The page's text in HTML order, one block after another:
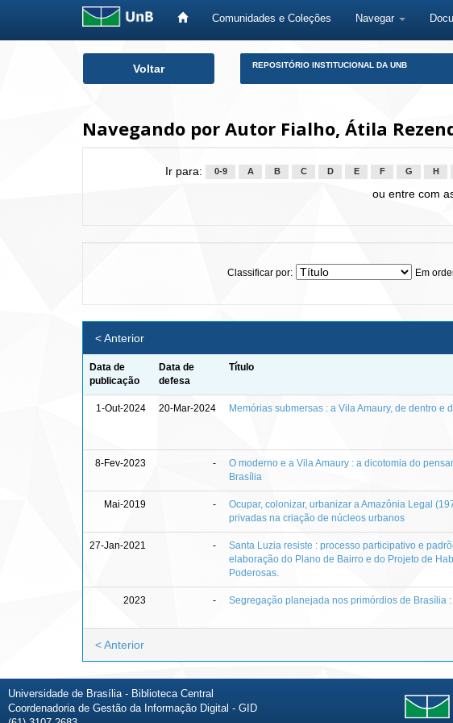
Comunidades e Coleções Navegar
Voltar REPOSITÓRIO INSTITUCIONAL DA UNB
Navegando por Autor Fialho, Átila
Ir para: 0-9 A B C D E F G H
ou entre com
Classificar por: Em
< Anterior
Data de
publicação
Data de
defesa
Título
1-Out-2024 20-Mar-2024 Memórias submersas : a Vila Amaury, de dentro e
8-Fev-2023 -
O moderno e a Vila Amaury : a dicotomia do
Brasília
Mai-2019 -
Ocupar, colonizar, urbanizar a Amazônia Legal
privadas na criação de núcleos urbanos
27-Jan-2021 -
Santa Luzia resiste : processo participativo e
elaboração do Plano de Bairro e do Projeto de
Poderosas.
2023 - Segregação planejada nos primórdios de Brasília
< Anterior
Universidade de Brasília - Biblioteca Central
Coordenadoria de Gestão da Informação Digital - GID